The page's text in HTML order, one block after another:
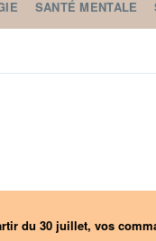
SANTÉ MENTALE
du 30 juillet, vos